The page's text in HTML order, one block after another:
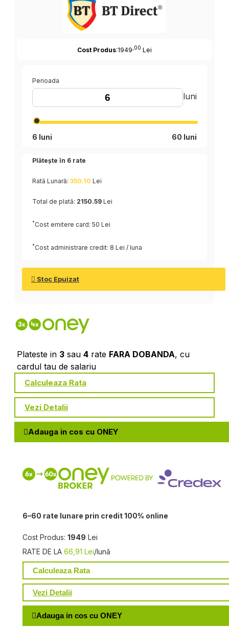
Cost Produs:1949 ,00 Lei
Perioada
luni
6 luni 60 luni
Plătește în 6 rate
Rată Lunară: 350.10 Lei
Total de plată: 2150.59 Lei
* Cost emitere card: 50 Lei
* Cost administrare credit: 8 Lei / luna
Stoc Epuizat
Plateste in 3 sau 4 rate FARA DOBANDA, cu
cardul tau de salariu
Calculeaza Rata
Vezi Detalii
Adauga in cos cu ONEY
6–60 rate lunare prin credit 100% online
Cost Produs: 1949 Lei
RATE DE LA 66,91 Lei/lună
Calculeaza Rata
Vezi Detalii
Adauga in cos cu ONEY